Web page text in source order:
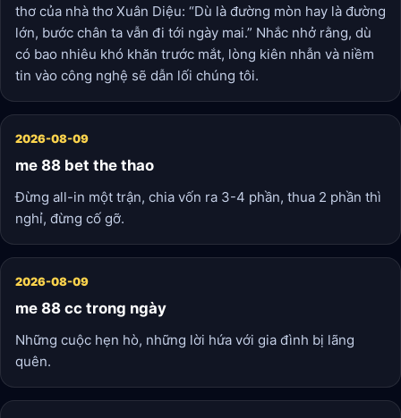
thơ của nhà thơ Xuân Diệu: “Dù là đường mòn hay là đường
lớn, bước chân ta vẫn đi tới ngày mai.” Nhắc nhở rằng, dù
có bao nhiêu khó khăn trước mắt, lòng kiên nhẫn và niềm
tin vào công nghệ sẽ dẫn lối chúng tôi.
2026-08-09
me 88 bet the thao
Đừng all-in một trận, chia vốn ra 3-4 phần, thua 2 phần thì
nghỉ, đừng cố gỡ.
2026-08-09
me 88 cc trong ngày
Những cuộc hẹn hò, những lời hứa với gia đình bị lãng
quên.